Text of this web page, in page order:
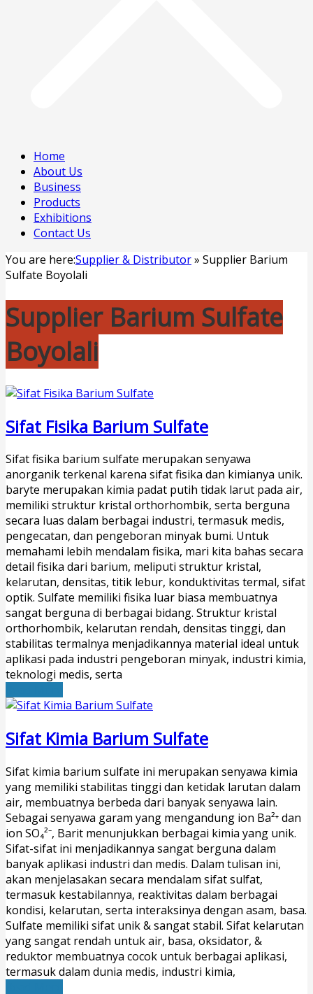
Home
About Us
Business
Products
Exhibitions
Contact Us
You are here:Supplier & Distributor» Supplier Barium
Sulfate Boyolali
Supplier Barium Sulfate
Boyolali
Sifat Fisika Barium Sulfate
Sifat fisika barium sulfate merupakan senyawa
anorganik terkenal karena sifat fisika dan kimianya unik.
baryte merupakan kimia padat putih tidak larut pada air,
memiliki struktur kristal orthorhombik, serta berguna
secara luas dalam berbagai industri, termasuk medis,
pengecatan, dan pengeboran minyak bumi. Untuk
memahami lebih mendalam fisika, mari kita bahas secara
detail fisika dari barium, meliputi struktur kristal,
kelarutan, densitas, titik lebur, konduktivitas termal, sifat
optik. Sulfate memiliki fisika luar biasa membuatnya
sangat berguna di berbagai bidang. Struktur kristal
orthorhombik, kelarutan rendah, densitas tinggi, dan
stabilitas termalnya menjadikannya material ideal untuk
aplikasi pada industri pengeboran minyak, industri kimia,
teknologi medis, serta
Sifat Kimia Barium Sulfate
Sifat kimia barium sulfate ini merupakan senyawa kimia
yang memiliki stabilitas tinggi dan ketidak larutan dalam
air, membuatnya berbeda dari banyak senyawa lain.
Sebagai senyawa garam yang mengandung ion Ba²⁺ dan
ion SO₄²⁻, Barit menunjukkan berbagai kimia yang unik.
Sifat-sifat ini menjadikannya sangat berguna dalam
banyak aplikasi industri dan medis. Dalam tulisan ini,
akan menjelasakan secara mendalam sifat sulfat,
termasuk kestabilannya, reaktivitas dalam berbagai
kondisi, kelarutan, serta interaksinya dengan asam, basa.
Sulfate memiliki sifat unik & sangat stabil. Sifat kelarutan
yang sangat rendah untuk air, basa, oksidator, &
reduktor membuatnya cocok untuk berbagai aplikasi,
termasuk dalam dunia medis, industri kimia,